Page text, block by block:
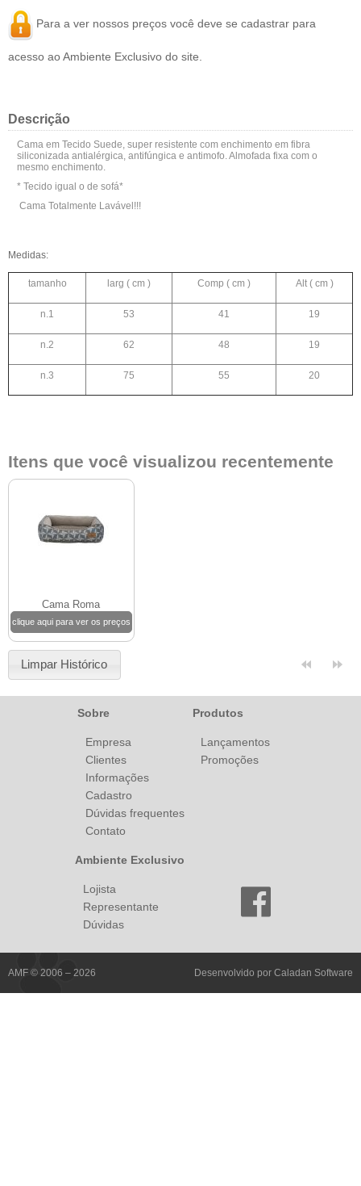
Para a ver nossos preços você deve se cadastrar para
acesso ao Ambiente Exclusivo do site.
Descrição
Cama em Tecido Suede, super resistente com enchimento em fibra
siliconizada antialérgica, antifúngica e antimofo. Almofada fixa com o
mesmo enchimento.
* Tecido igual o de sofá*
Cama Totalmente Lavável!!!
Medidas:
tamanho larg ( cm ) Comp ( cm ) Alt ( cm )
n.1 53 41 19
n.2 62 48 19
n.3 75 55 20
Itens que você visualizou recentemente
Cama Roma
clique aqui para ver os preços
Limpar Histórico
Sobre
Empresa
Clientes
Informações
Cadastro
Dúvidas frequentes
Contato
Produtos
Lançamentos
Promoções
Ambiente Exclusivo
Lojista
Representante
Dúvidas
AMF © 2006 – 2026 Desenvolvido por Caladan Software